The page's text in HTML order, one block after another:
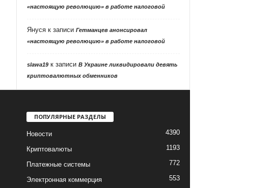
«настоящую революцию» в работе налоговой
Янусяк записи Гетманцев анонсировал
«настоящую революцию» в работе налоговой
slawa19к записи В Украине ликвидировали девять
криптовалютных обменников
ПОПУЛЯРНЫЕ РАЗДЕЛЫ
Новости 4390
Криптовалюты 1193
Платежные системы 772
Электронная коммерция 553